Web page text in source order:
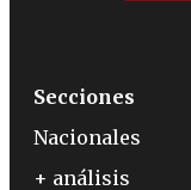
Secciones
Nacionales
+ análisis